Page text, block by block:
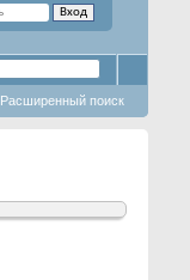
Расширенный поиск